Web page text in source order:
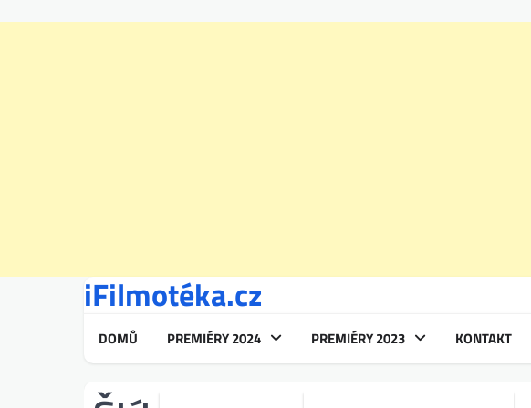
iFilmotéka.cz
DOMŮ PREMIÉRY 2024 PREMIÉRY 2023 KONTAKT